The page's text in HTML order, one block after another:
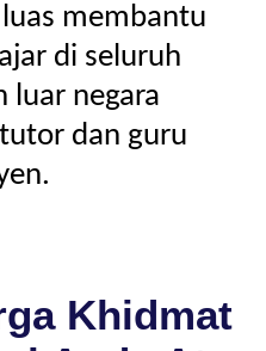
membantu
di seluruh
luar negara
dan guru
Khidmat